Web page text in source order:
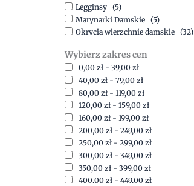
Legginsy (5)
Marynarki Damskie (5)
Okrycia wierzchnie damskie (32)
Spodnie (15)
Sukienki (41)
Swetry Damskie (19)
Szorty (7)
Wybierz zakres cen
0,00 zł - 39,00 zł
40,00 zł - 79,00 zł
80,00 zł - 119,00 zł
120,00 zł - 159,00 zł
160,00 zł - 199,00 zł
200,00 zł - 249,00 zł
250,00 zł - 299,00 zł
300,00 zł - 349,00 zł
350,00 zł - 399,00 zł
400,00 zł - 449,00 zł